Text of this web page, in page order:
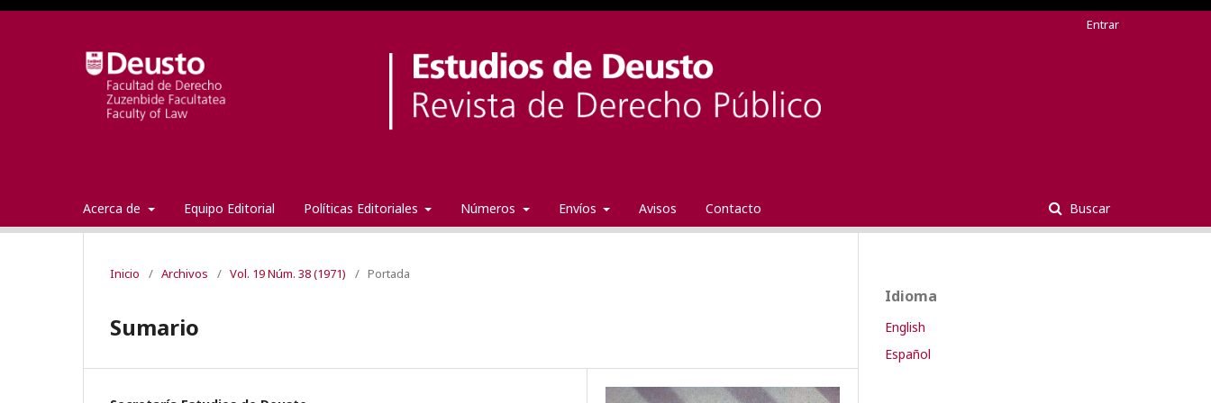
Acerca de Equipo Editorial Políticas Editoriales Números Envíos Avisos Contacto Buscar
Entrar
Inicio / Archivos / Vol. 19 Núm. 38 (1971) / Portada
Sumario
Idioma
English
Español